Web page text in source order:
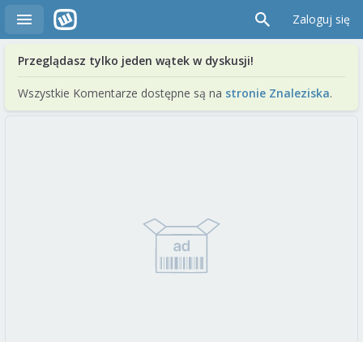
Zaloguj się
Przeglądasz tylko jeden wątek w dyskusji!
Wszystkie Komentarze dostępne są na stronie Znaleziska.